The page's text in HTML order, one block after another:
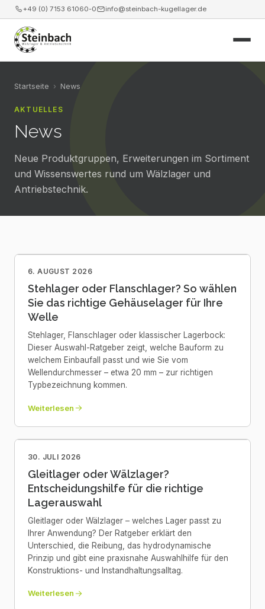
+49 (0) 7153 61060-0 info@steinbach-kugellager.de
Start
Produkte
News
Startseite › News
AKTUELLES
News
Neue Produktgruppen, Erweiterungen im Sortiment
und Wissenswertes rund um Wälzlager und
Antriebstechnik.
6. AUGUST 2026
Stehlager oder Flanschlager? So wählen
Sie das richtige Gehäuselager für Ihre
Welle
Stehlager, Flanschlager oder klassischer Lagerbock:
Dieser Auswahl-Ratgeber zeigt, welche Bauform zu
welchem Einbaufall passt und wie Sie vom
Wellendurchmesser – etwa 20 mm – zur richtigen
Typbezeichnung kommen.
Weiterlesen
30. JULI 2026
Gleitlager oder Wälzlager?
Entscheidungshilfe für die richtige
Lagerauswahl
Gleitlager oder Wälzlager – welches Lager passt zu
Ihrer Anwendung? Der Ratgeber erklärt den
Unterschied, die Reibung, das hydrodynamische
Prinzip und gibt eine praxisnahe Auswahlhilfe für den
Konstruktions- und Instandhaltungsalltag.
Weiterlesen